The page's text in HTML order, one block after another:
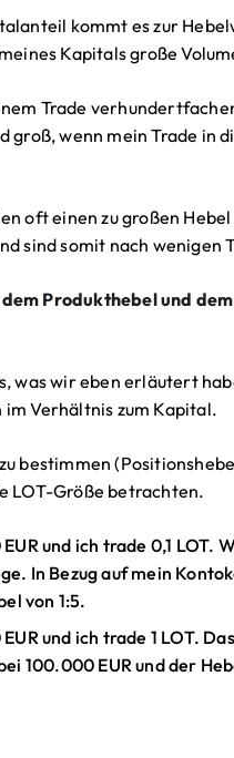
kommt es zur
Kapitals große
Trade
groß, wenn mein Trade in
oft einen zu großen Hebel
sind somit nach wenigen
Produkthebel und dem
was wir eben erläutert
Verhältnis zum Kapital.
bestimmen
LOT-Größe betrachten.
und ich trade 0,1 LOT.
In Bezug auf mein
von 1:5.
und ich trade 1 LOT. Das
100.000 EUR und der